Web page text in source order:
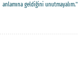
anlamına geldiğini unutmayalım."